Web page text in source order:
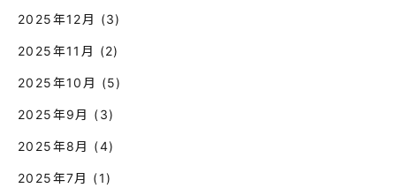
2025年12月 (3)
2025年11月 (2)
2025年10月 (5)
2025年9月 (3)
2025年8月 (4)
2025年7月 (1)